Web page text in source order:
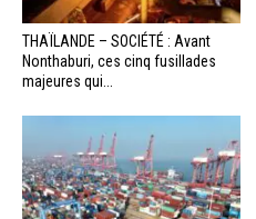
THAÏLANDE – SOCIÉTÉ : Avant
Nonthaburi, ces cinq fusillades
majeures qui...